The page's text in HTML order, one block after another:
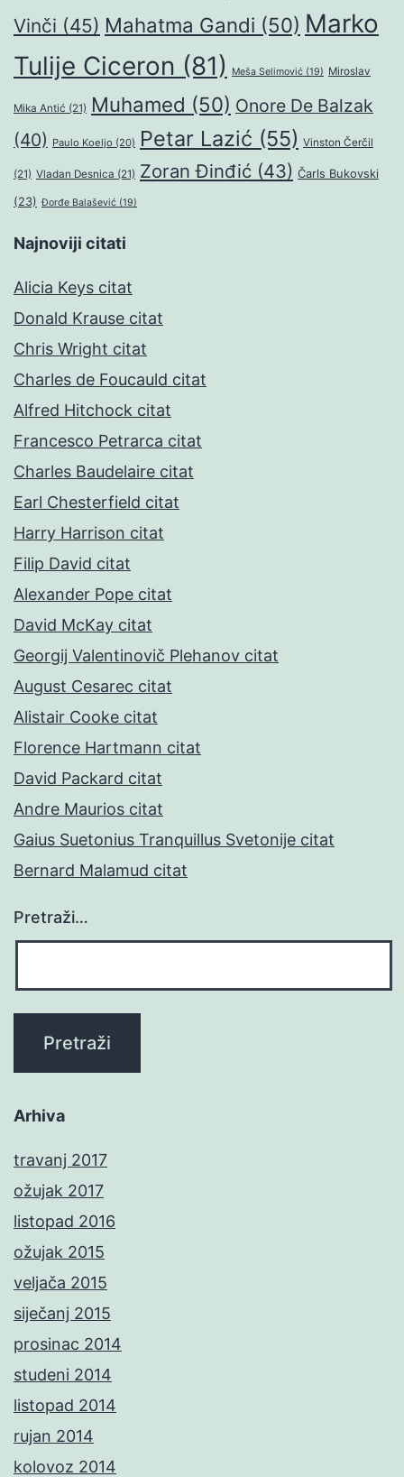
Vinči (45) Mahatma Gandi (50) Marko
Tulije Ciceron (81) Meša Selimović (19) Miroslav
Mika Antić (21) Muhamed (50) Onore De Balzak
(40) Paulo Koeljo (20) Petar Lazić (55) Vinston Čerčil
(21) Vladan Desnica (21) Zoran Đinđić (43) Čarls Bukovski
(23) Đorđe Balašević (19)
Najnoviji citati
Alicia Keys citat
Donald Krause citat
Chris Wright citat
Charles de Foucauld citat
Alfred Hitchock citat
Francesco Petrarca citat
Charles Baudelaire citat
Earl Chesterfield citat
Harry Harrison citat
Filip David citat
Alexander Pope citat
David McKay citat
Georgij Valentinovič Plehanov citat
August Cesarec citat
Alistair Cooke citat
Florence Hartmann citat
David Packard citat
Andre Maurios citat
Gaius Suetonius Tranquillus Svetonije citat
Bernard Malamud citat
Pretraži…
Arhiva
travanj 2017
ožujak 2017
listopad 2016
ožujak 2015
veljača 2015
siječanj 2015
prosinac 2014
studeni 2014
listopad 2014
rujan 2014
kolovoz 2014